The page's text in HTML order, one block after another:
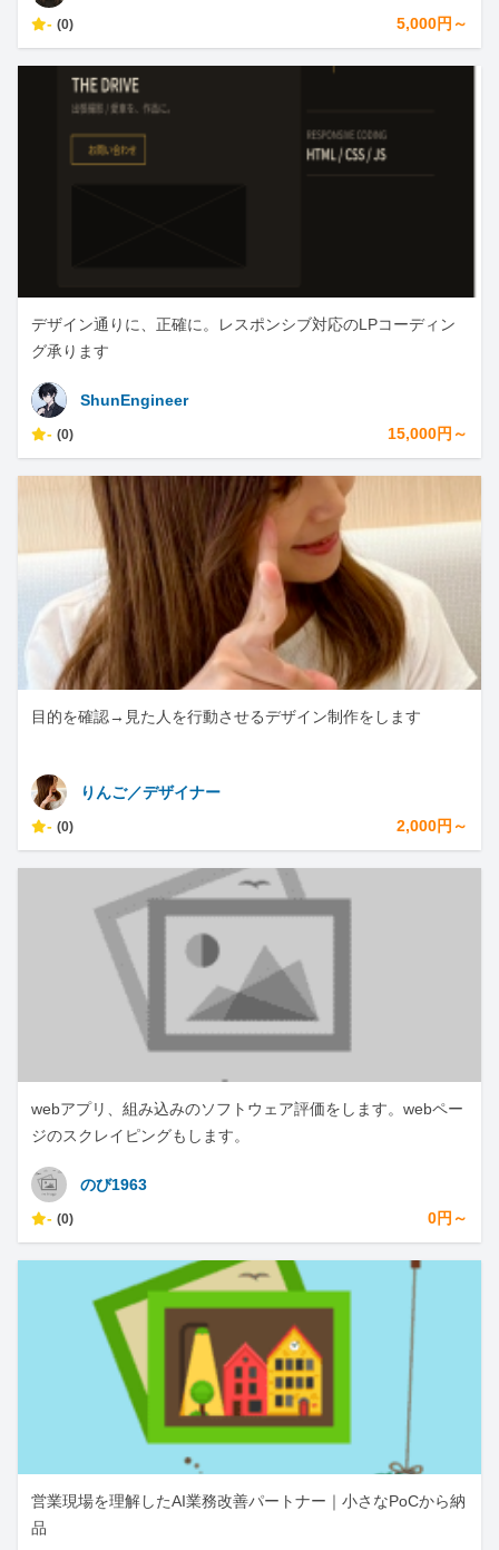
- (0) 5,000円～
デザイン通りに、正確に。レスポンシブ対応のLPコーディン
グ承ります
ShunEngineer
- (0) 15,000円～
目的を確認→見た人を行動させるデザイン制作をします
りんご／デザイナー
- (0) 2,000円～
webアプリ、組み込みのソフトウェア評価をします。webペー
ジのスクレイピングもします。
のび1963
- (0) 0円～
営業現場を理解したAI業務改善パートナー｜小さなPoCから納
品